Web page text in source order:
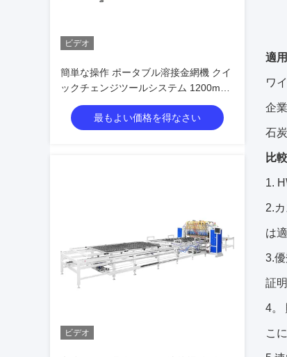
ビデオ
簡単な操作 ポータブル溶接金網機 クイ
ックチェンジツールシステム 1200mm
コンパクトデザイン
最もよい価格を得なさい
ビデオ
適用
ワ
企
石
比
1.
2.
は
3.
証
4。
こ